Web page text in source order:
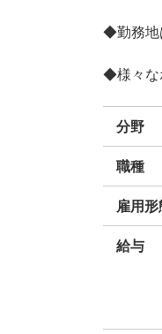
◆勤務地
◆様々な
分野
職種
雇用
給与